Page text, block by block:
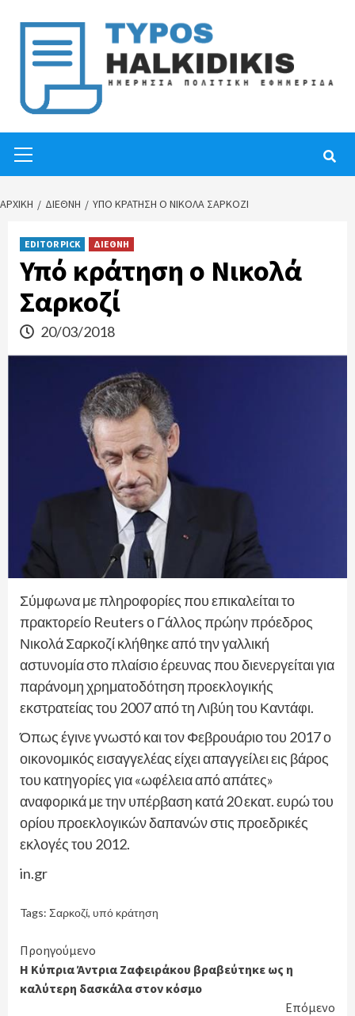
content
Menu
ΑΡΧΙΚΉ ΔΙΕΘΝΗ ΥΠΌ ΚΡΆΤΗΣΗ Ο ΝΙΚΟΛΆ ΣΑΡΚΟΖΊ
EDITOR PICK ΔΙΕΘΝΗ
Υπό κράτηση ο Νικολά
Σαρκοζί
20/03/2018
Σύμφωνα με πληροφορίες που επικαλείται το
πρακτορείο Reuters ο Γάλλος πρώην πρόεδρος
Νικολά Σαρκοζί κλήθηκε από την γαλλική
αστυνομία στο πλαίσιο έρευνας που διενεργείται για
παράνομη χρηματοδότηση προεκλογικής
εκστρατείας του 2007 από τη Λιβύη του Καντάφι.
Όπως έγινε γνωστό και τον Φεβρουάριο του 2017 ο
οικονομικός εισαγγελέας είχει απαγγείλει εις βάρος
του κατηγορίες για «ωφέλεια από απάτες»
αναφορικά με την υπέρβαση κατά 20 εκατ. ευρώ του
ορίου προεκλογικών δαπανών στις προεδρικές
εκλογές του 2012.
in.gr
Tags: Σαρκοζί, υπό κράτηση
Continue
Reading
Προηγούμενο
Η Κύπρια Άντρια Ζαφειράκου βραβεύτηκε ως η
καλύτερη δασκάλα στον κόσμο
Επόμενο